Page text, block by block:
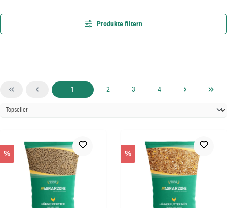
Produkte filtern
Seite
1 Seite
2 Seite
3 Seite
4
% %